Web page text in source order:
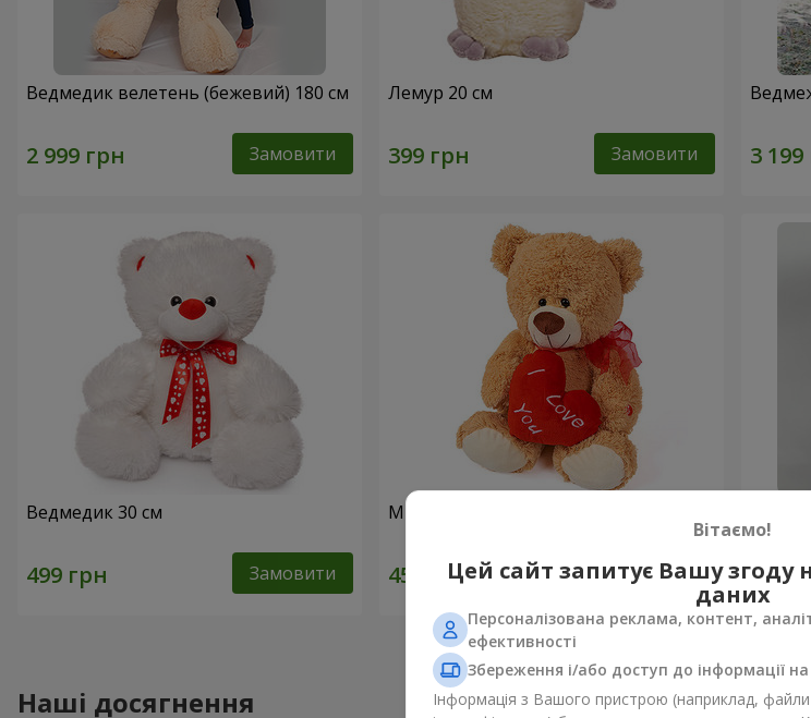
Ведмедик велетень (бежевий) 180 см
Замовити
Лемур 20 см
Замовити
Ведмедик 30 см
Замовити
Милий ведмедик (з серцем) 30 см
Замовити
Наші досягнення
Вітаємо!
Цей сайт запитує Вашу згоду
даних
Персоналізована реклама, контент,
ефективності
Збереження і/або доступ до інформації
Інформація з Вашого пристрою (наприклад, файли